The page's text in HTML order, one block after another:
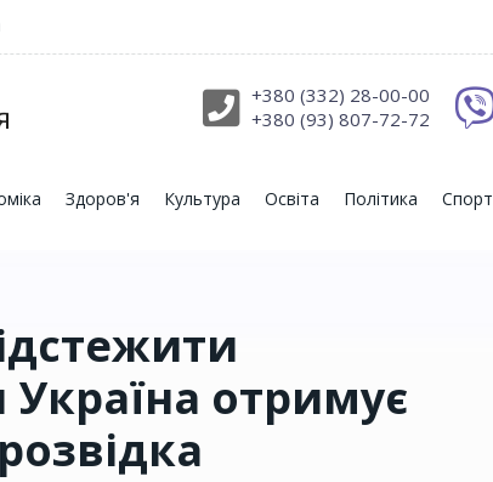
+380 (332) 28-00-00
+380 (93) 807-72-72
Здоров'я Культура Освіта Політика Спорт
отримує